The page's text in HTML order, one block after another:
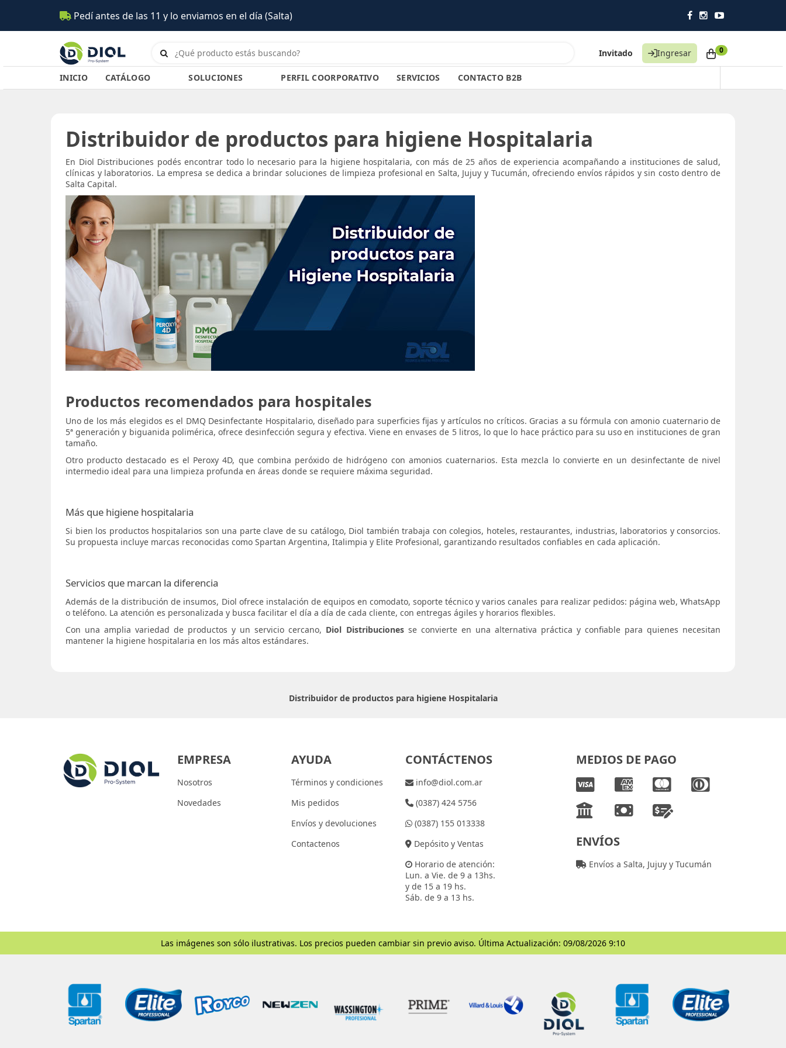
antes de las 11 y lo enviamos en el día (Salta)
Invitado Ingresar 0
INICIO CATÁLOGO SOLUCIONES PERFIL COORPORATIVO SERVICIOS CONTACTO B2B
Distribuidor de productos para higiene Hospitalaria
En Diol Distribuciones podés encontrar todo lo necesario para la higiene hospitalaria, con más de 25 años de experiencia acompañando a instituciones de salud,
clínicas y laboratorios. La empresa se dedica a brindar soluciones de limpieza profesional en Salta, Jujuy y Tucumán, ofreciendo envíos rápidos y sin costo dentro de
Salta Capital.
Productos recomendados para hospitales
Uno de los más elegidos es el DMQ Desinfectante Hospitalario, diseñado para superficies fijas y artículos no críticos. Gracias a su fórmula con amonio cuaternario de
5ª generación y biguanida polimérica, ofrece desinfección segura y efectiva. Viene en envases de 5 litros, lo que lo hace práctico para su uso en instituciones de gran
tamaño.
Otro producto destacado es el Peroxy 4D, que combina peróxido de hidrógeno con amonios cuaternarios. Esta mezcla lo convierte en un desinfectante de nivel
intermedio ideal para una limpieza profunda en áreas donde se requiere máxima seguridad.
Más que higiene hospitalaria
Si bien los productos hospitalarios son una parte clave de su catálogo, Diol también trabaja con colegios, hoteles, restaurantes, industrias, laboratorios y consorcios.
Su propuesta incluye marcas reconocidas como Spartan Argentina, Italimpia y Elite Profesional, garantizando resultados confiables en cada aplicación.
Servicios que marcan la diferencia
Además de la distribución de insumos, Diol ofrece instalación de equipos en comodato, soporte técnico y varios canales para realizar pedidos: página web, WhatsApp
o teléfono. La atención es personalizada y busca facilitar el día a día de cada cliente, con entregas ágiles y horarios flexibles.
Con una amplia variedad de productos y un servicio cercano, Diol Distribucionesse convierte en una alternativa práctica y confiable para quienes necesitan
mantener la higiene hospitalaria en los más altos estándares.
Distribuidor de productos para higiene Hospitalaria
EMPRESA
Nosotros
Novedades
AYUDA
Términos y condiciones
Mis pedidos
Envíos y devoluciones
Contactenos
CONTÁCTENOS
info@diol.com.ar
(0387) 424 5756
(0387) 155 013338
Depósito y Ventas
Horario de atención:
Lun. a Vie. de 9 a 13hs.
y de 15 a 19 hs.
Sáb. de 9 a 13 hs.
MEDIOS DE PAGO
ENVÍOS
Envíos a Salta, Jujuy y Tucumán
Las imágenes son sólo ilustrativas. Los precios pueden cambiar sin previo aviso. Última Actualización: 09/08/2026 9:10